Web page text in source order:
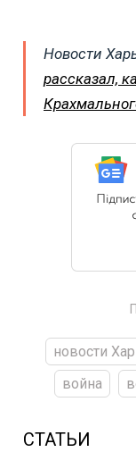
Новости
рассказал,
новости
война
СТАТЬИ